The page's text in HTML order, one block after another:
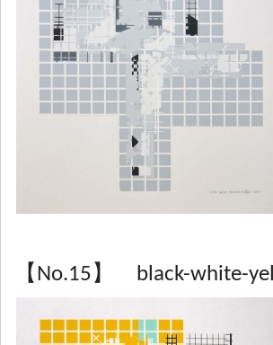
【No.15】 black-white-